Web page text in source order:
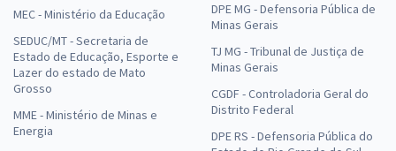
MEC - Ministério da Educação
SEDUC/MT - Secretaria de
Estado de Educação, Esporte e
Lazer do estado de Mato
Grosso
MME - Ministério de Minas e
Energia
DPE MG - Defensoria Pública de
Minas Gerais
TJ MG - Tribunal de Justiça de
Minas Gerais
CGDF - Controladoria Geral do
Distrito Federal
DPE RS - Defensoria Pública do